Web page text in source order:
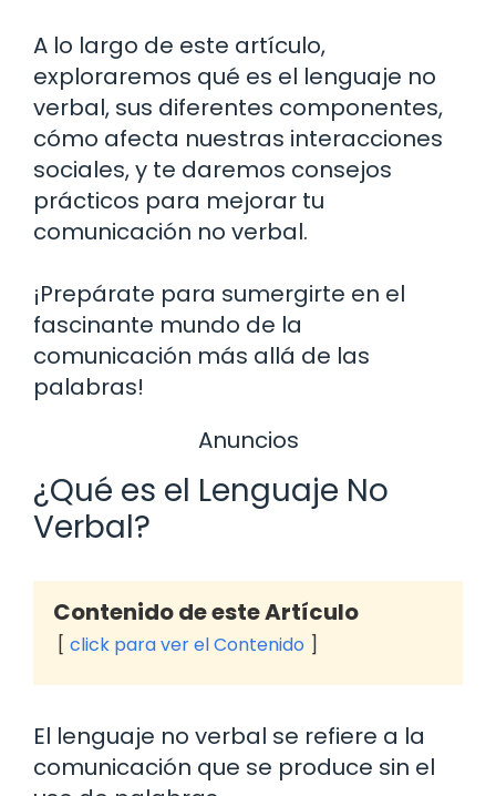
A lo largo de este artículo,
exploraremos qué es el lenguaje no
verbal, sus diferentes componentes,
cómo afecta nuestras interacciones
sociales, y te daremos consejos
prácticos para mejorar tu
comunicación no verbal.
¡Prepárate para sumergirte en el
fascinante mundo de la
comunicación más allá de las
palabras!
Anuncios
¿Qué es el Lenguaje No
Verbal?
Contenido de este Artículo
click para ver el Contenido
El lenguaje no verbal se refiere a la
comunicación que se produce sin el